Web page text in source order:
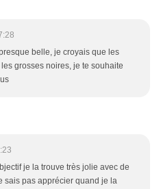
belle, je croyais que les
grosses noires, je te souhaite
je la trouve très jolie avec de
sais pas apprécier quand je la